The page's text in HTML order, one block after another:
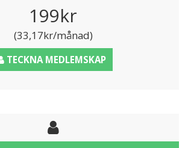
199kr
(33,17kr/månad)
TECKNA MEDLEMSKAP